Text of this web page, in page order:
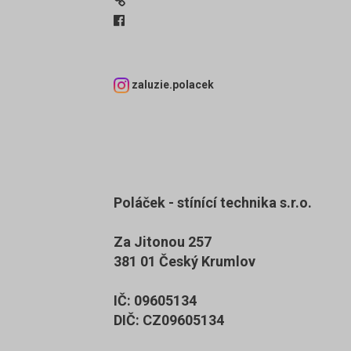
zaluzie.polacek
Poláček - stínící technika s.r.o.
Za Jitonou 257
381 01 Český Krumlov
IČ: 09605134
DIČ: CZ09605134